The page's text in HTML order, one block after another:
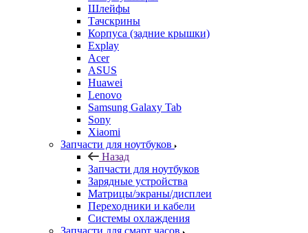
ASUS
Huawei
Lenovo
Samsung Galaxy Tab
Sony
Xiaomi
Запчасти для ноутбуков
Назад
Запчасти для ноутбуков
Зарядные устройства
Матрицы/экраны/дисплеи
Переходники и кабели
Системы охлаждения
Запчасти для смарт часов
Назад
Запчасти для смарт часов
Asus
Samsung
Аксессуары